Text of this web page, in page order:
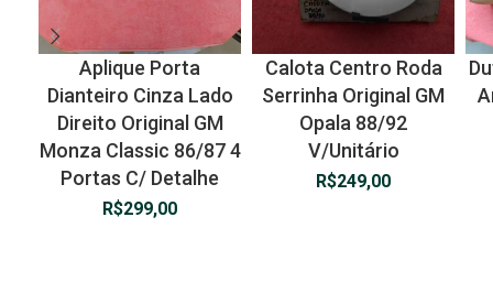
Aplique Porta
Dianteiro Cinza Lado
Direito Original GM
Monza Classic 86/87 4
Portas C/ Detalhe
R$299,00
Calota Centro Roda
Serrinha Original GM
Opala 88/92
V/Unitário
R$249,00